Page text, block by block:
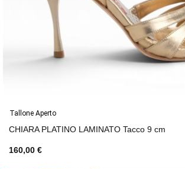
Tallone Aperto
CHIARA PLATINO LAMINATO Tacco 9 cm
160,00 €